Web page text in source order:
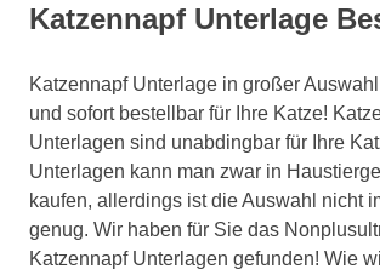
Katzennapf Unterlage
Katzennapf Unterlage in großer
und sofort bestellbar für Ihre Katze!
Unterlagen sind unabdingbar für Ihre
Unterlagen kann man zwar in
kaufen, allerdings ist die Auswahl nicht
genug. Wir haben für Sie das
Katzennapf Unterlagen gefunden! Wie